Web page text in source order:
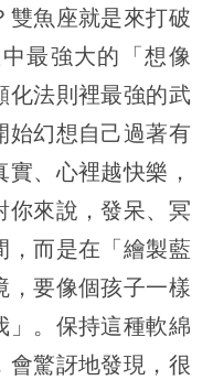
雙魚座就是來打破
最強大的「想像
化法則裡最強的武
始幻想自己過著有
、心裡越快樂，
你來說，發呆、冥
，而是在「繪製藍
，要像個孩子一樣
」。保持這種軟綿
會驚訝地發現，很